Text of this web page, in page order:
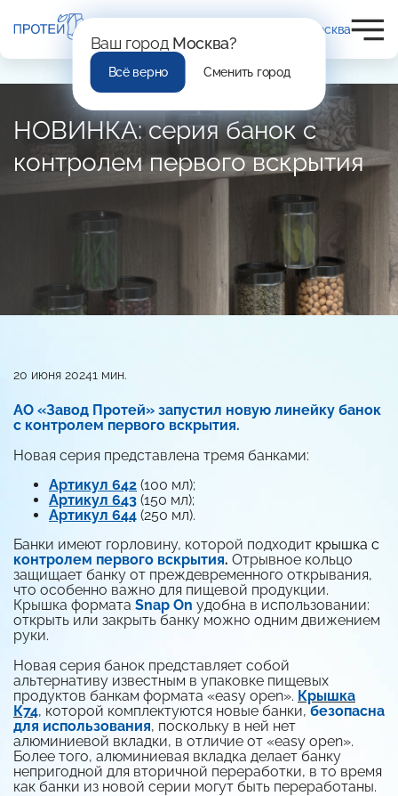
Москва
НОВИНКА: серия банок с
контролем первого вскрытия
20 июня 20241 мин.
АО «Завод Протей» запустил новую линейку банок
с контролем первого вскрытия.
Новая серия представлена тремя банками:
Артикул 642 (100 мл);
Артикул 643 (150 мл);
Артикул 644 (250 мл).
Банки имеют горловину, которой подходит крышка с
контролем первого вскрытия. Отрывное кольцо
защищает банку от преждевременного открывания,
что особенно важно для пищевой продукции.
Крышка формата Snap On удобна в использовании:
открыть или закрыть банку можно одним движением
руки.
Новая серия банок представляет собой
альтернативу известным в упаковке пищевых
продуктов банкам формата «easy open». Крышка
К74, которой комплектуются новые банки, безопасна
для использования, поскольку в ней нет
алюминиевой вкладки, в отличие от «easy open».
Более того, алюминиевая вкладка делает банку
непригодной для вторичной переработки, в то время
как банки из новой серии могут быть переработаны.
Ваш город Москва?
Всё верно Сменить город